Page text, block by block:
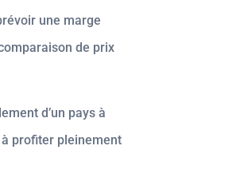
une marge
de prix
d’un pays à
profiter pleinement